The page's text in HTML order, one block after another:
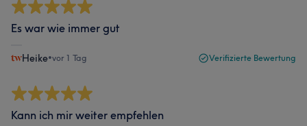
Es war wie immer gut
Heike•vor 1 Tag Verifizierte Bewertung
Kann ich mir weiter empfehlen